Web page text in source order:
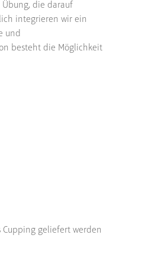
Übung, die darauf
integrieren wir ein
und
besteht die Möglichkeit
geliefert werden